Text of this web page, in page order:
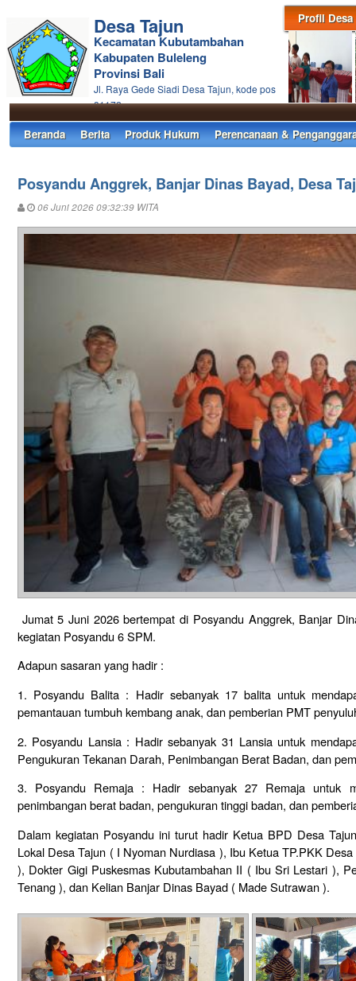
Profil Desa
Desa Tajun
Kecamatan Kubutambahan
Kabupaten Buleleng
Provinsi Bali
Jl. Raya Gede Siadi Desa Tajun, kode pos
81172
Beranda Berita Produk Hukum Perencanaan &
Posyandu Anggrek, Banjar Dinas Bayad, Desa
06 Juni 2026 09:32:39 WITA
Jumat 5 Juni 2026 bertempat di Posyandu Anggrek, Banjar
kegiatan Posyandu 6 SPM.
Adapun sasaran yang hadir :
1. Posyandu Balita : Hadir sebanyak 17 balita untuk
pemantauan tumbuh kembang anak, dan pemberian PMT
2. Posyandu Lansia : Hadir sebanyak 31 Lansia untuk
Pengukuran Tekanan Darah, Penimbangan Berat Badan, dan
3. Posyandu Remaja : Hadir sebanyak 27 Remaja untuk
penimbangan berat badan, pengukuran tinggi badan, dan
Dalam kegiatan Posyandu ini turut hadir Ketua BPD Desa
Lokal Desa Tajun ( I Nyoman Nurdiasa ), Ibu Ketua TP.PKK
), Dokter Gigi Puskesmas Kubutambahan II ( Ibu Sri Lestari ),
Tenang ), dan Kelian Banjar Dinas Bayad ( Made Sutrawan ).